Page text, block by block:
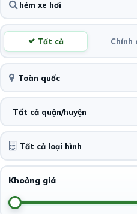
Tất cả Chính
Toàn quốc
Tất cả quận/huyện
Khoảng giá